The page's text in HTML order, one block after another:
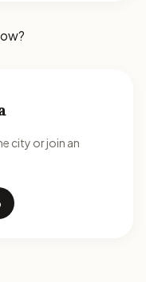
city or join an